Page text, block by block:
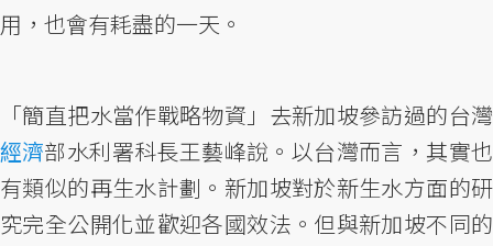
用，也會有耗盡的一天。
「簡直把水當作戰略物資」去新加坡參訪過的台灣
經濟部水利署科長王藝峰說。以台灣而言，其實也
有類似的再生水計劃。新加坡對於新生水方面的研
究完全公開化並歡迎各國效法。但與新加坡不同的